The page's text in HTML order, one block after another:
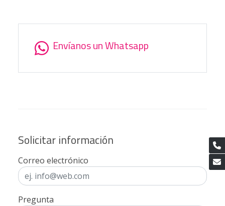
Envíanos un Whatsapp
Solicitar información
Correo electrónico
Pregunta